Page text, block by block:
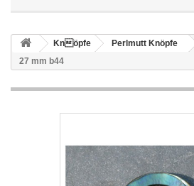
Knöpfe Perlmutt Knöpfe
27 mm b44